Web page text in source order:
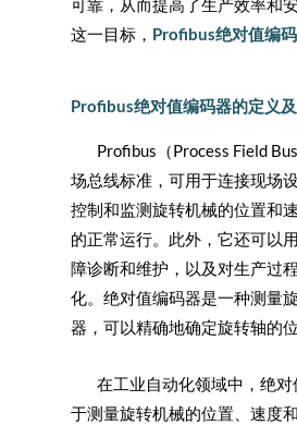
可靠，从而提高了生产效率和
这一目标， Profibus绝对值编
Profibus绝对值编码器的定义
Profibus（Process Field
场总线标准，可用于连接现场
控制和监测旋转机械的位置和
的正常运行。此外，它还可以
障诊断和维护，以及对生产过
化。绝对值编码器是一种测量
器，可以精确地确定旋转轴的位
在工业自动化领域中，绝对
于测量旋转机械的位置、速度